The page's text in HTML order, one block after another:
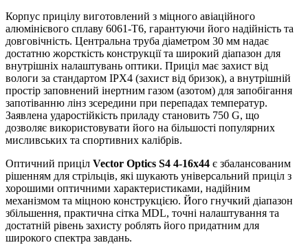
Корпус прицілу виготовлений з міцного авіаційного
алюмінієвого сплаву 6061-T6, гарантуючи його надійність та
довговічність. Центральна труба діаметром 30 мм надає
достатню жорсткість конструкції та широкий діапазон для
внутрішніх налаштувань оптики. Приціл має захист від
вологи за стандартом IPX4 (захист від бризок), а внутрішній
простір заповнений інертним газом (азотом) для запобігання
запотіванню лінз зсередини при перепадах температур.
Заявлена ударостійкість приладу становить 750 G, що
дозволяє використовувати його на більшості популярних
мисливських та спортивних калібрів.
Оптичний приціл Vector Optics S4 4-16x44 є збалансованим
рішенням для стрільців, які шукають універсальний приціл з
хорошими оптичними характеристиками, надійним
механізмом та міцною конструкцією. Його гнучкий діапазон
збільшення, практична сітка MDL, точні налаштування та
достатній рівень захисту роблять його придатним для
широкого спектра завдань.